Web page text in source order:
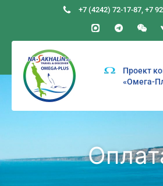
+7 (4242) 72-17-87, +7
Проект
«Омега-